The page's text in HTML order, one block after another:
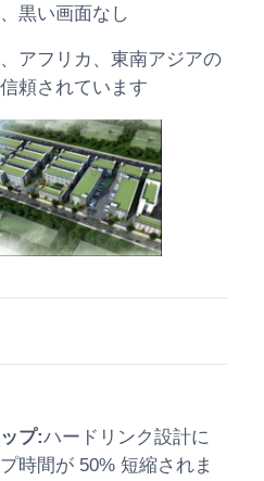
黒い画面なし
アフリカ、東南アジアの
頼されています
プ:ハードリンク設計に
時間が 50% 短縮されま